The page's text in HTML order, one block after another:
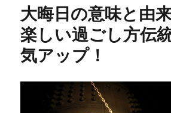
大晦日の意味と由
楽しい過ごし方伝
気アップ！